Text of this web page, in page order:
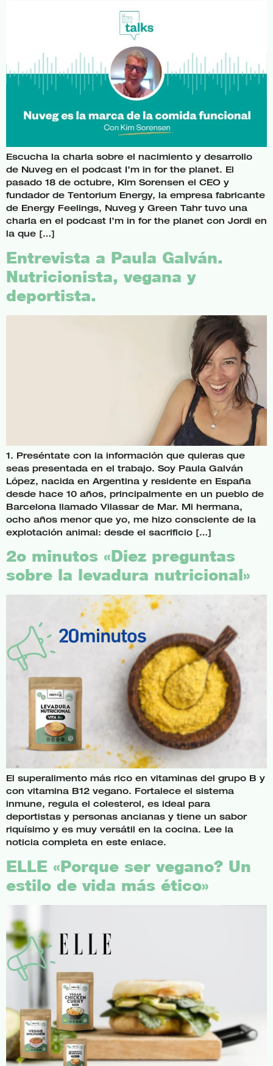
Escucha la charla sobre el nacimiento y desarrollo
de Nuveg en el podcast I’m in for the planet. El
pasado 18 de octubre, Kim Sorensen el CEO y
fundador de Tentorium Energy, la empresa fabricante
de Energy Feelings, Nuveg y Green Tahr tuvo una
charla en el podcast I’m in for the planet con Jordi en
la que […]
Entrevista a Paula Galván.
Nutricionista, vegana y
deportista.
1. Preséntate con la información que quieras que
seas presentada en el trabajo. Soy Paula Galván
López, nacida en Argentina y residente en España
desde hace 10 años, principalmente en un pueblo de
Barcelona llamado Vilassar de Mar. Mi hermana,
ocho años menor que yo, me hizo consciente de la
explotación animal: desde el sacrificio […]
2o minutos «Diez preguntas
sobre la levadura nutricional»
El superalimento más rico en vitaminas del grupo B y
con vitamina B12 vegano. Fortalece el sistema
inmune, regula el colesterol, es ideal para
deportistas y personas ancianas y tiene un sabor
riquísimo y es muy versátil en la cocina. Lee la
noticia completa en este enlace.
ELLE «Porque ser vegano? Un
estilo de vida más ético»